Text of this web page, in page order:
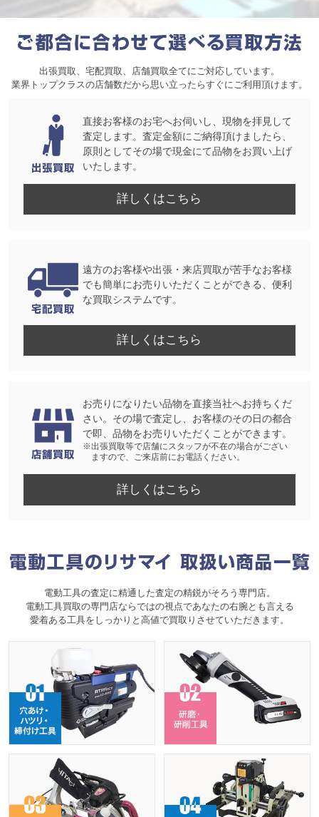
出張買取、宅配買取、店舗買取全てにご対応しています。
業界トップクラスの店舗数だから思い立ったらすぐにご利用頂けます。
直接お客様のお宅へお伺いし、現物を拝見して
査定します。査定金額にご納得頂けましたら、
原則としてその場で現金にて品物をお買い上げ
いたします。
詳しくはこちら
遠方のお客様や出張・来店買取が苦手なお客様
でも簡単にお売りいただくことができる、便利
な買取システムです。
詳しくはこちら
お売りになりたい品物を直接当社へお持ちくだ
さい。その場で査定し、お客様のその日の都合
で即、品物をお売りいただくことができます。
※出張買取等で店舗にスタッフが不在の場合がござい
ますので、ご来店前にお電話ください。
詳しくはこちら
電動工具の査定に精通した査定の精鋭がそろう専門店。
電動工具買取の専門店ならではの視点であなたの右腕とも言える
愛着ある工具をしっかりと高値で買取りさせていただきます。